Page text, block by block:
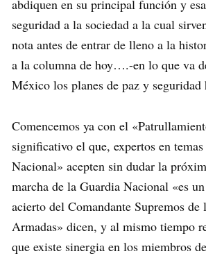
abdiquen en su principal función y
seguridad a la sociedad a la cual
nota antes de entrar de lleno a la
a la columna de hoy….-en lo que va
México los planes de paz y seguridad
Comencemos ya con el
significativo el que, expertos en
Nacional» acepten sin dudar la
marcha de la Guardia Nacional «es
acierto del Comandante Supremos de
Armadas» dicen, y al mismo tiempo
que existe sinergia en los miembros